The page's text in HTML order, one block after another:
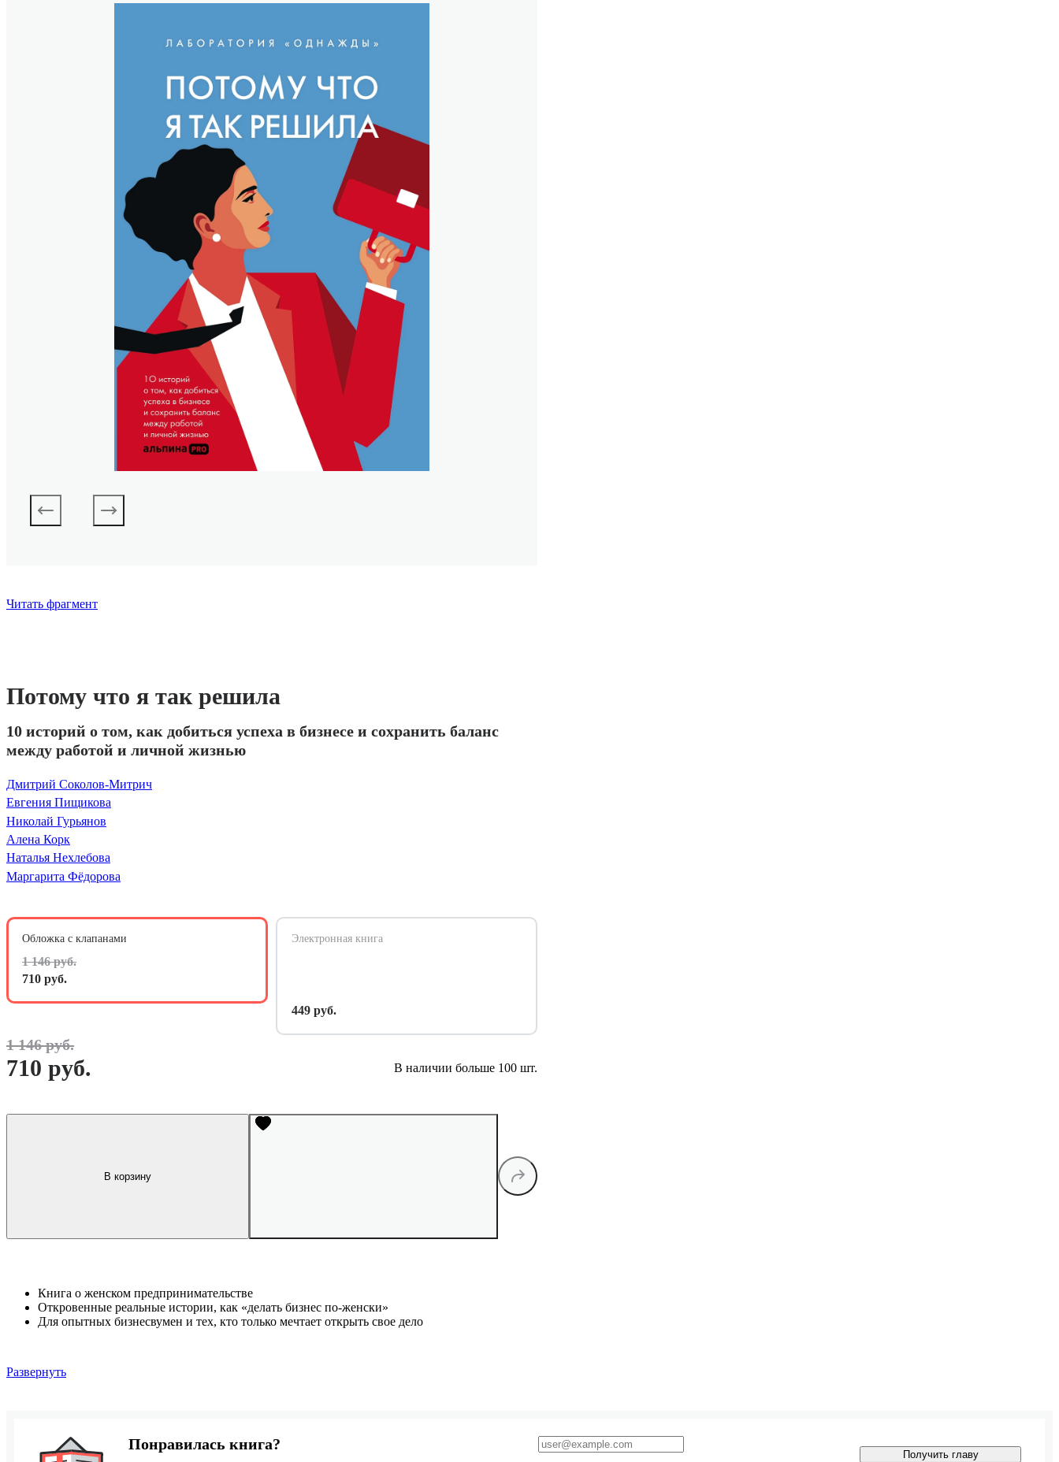
Читать фрагмент
Потому что я так решила
10 историй о том, как добиться успеха в бизнесе и сохранить баланс
между работой и личной жизнью
Дмитрий Соколов-Митрич
Евгения Пищикова
Николай Гурьянов
Алена Корк
Наталья Нехлебова
Маргарита Фёдорова
Обложка с клапанами
1 146 руб.
710 руб.
Электронная книга
449 руб.
1 146 руб.
710 руб. В наличии больше 100 шт.
В корзину
Книга о женском предпринимательстве
Откровенные реальные истории, как «делать бизнес по-женски»
Для опытных бизнесвумен и тех, кто только мечтает открыть свое дело
Развернуть
Понравилась книга?
Получить главу